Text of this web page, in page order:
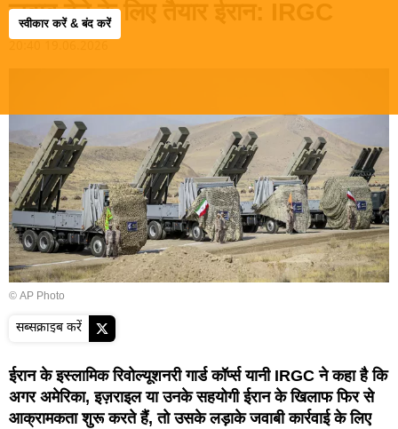
स्वीकार करें & बंद करें
जवाब देने के लिए तैयार ईरान: IRGC
© AP Photo
सब्सक्राइब करें
ईरान के इस्लामिक रिवोल्यूशनरी गार्ड कॉर्प्स यानी IRGC ने कहा है कि
अगर अमेरिका, इज़राइल या उनके सहयोगी ईरान के खिलाफ फिर से
आक्रामकता शुरू करते हैं, तो उसके लड़ाके जवाबी कार्रवाई के लिए